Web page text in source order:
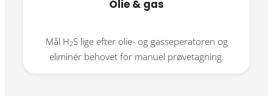
Olie & gas
Mål H2S lige efter olie- og gasseperatoren og
eliminér behovet for manuel prøvetagning.